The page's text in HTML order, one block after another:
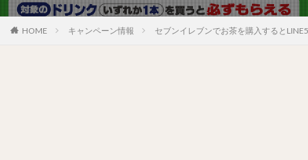
HOME キャンペーン情報 セブンイレブンでお茶を購入すると